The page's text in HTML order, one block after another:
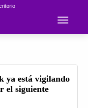
Toggle
ya está vigilando
el siguiente